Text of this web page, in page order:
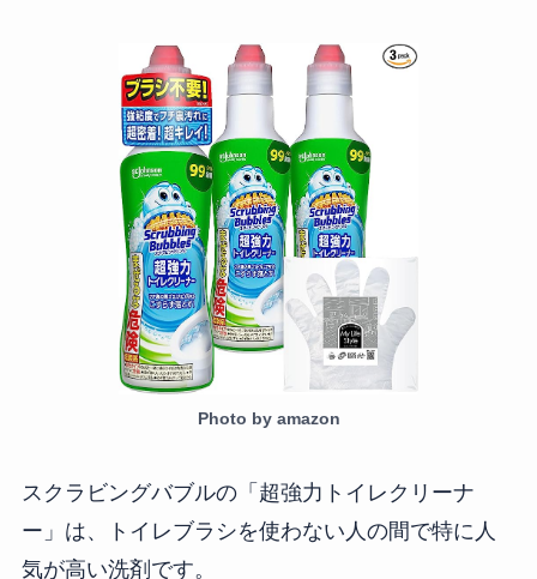
Photo by amazon
スクラビングバブルの「超強力トイレクリーナ
ー」は、トイレブラシを使わない人の間で特に人
気が高い洗剤です。